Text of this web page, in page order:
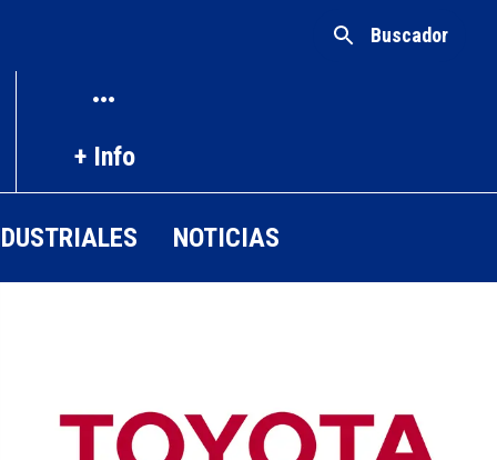
Buscador
+ Info
NOTICIAS